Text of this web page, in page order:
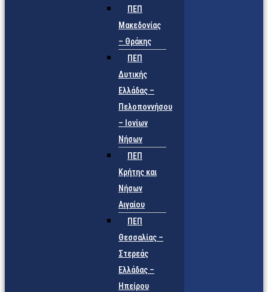
ΠΕΠ
Μακεδονίας
– Θράκης
ΠΕΠ
Δυτικής
Ελλάδας –
Πελοποννήσου
– Ιονίων
Νήσων
ΠΕΠ
Κρήτης και
Νήσων
Αιγαίου
ΠΕΠ
Θεσσαλίας –
Στερεάς
Ελλάδας –
Ηπείρου